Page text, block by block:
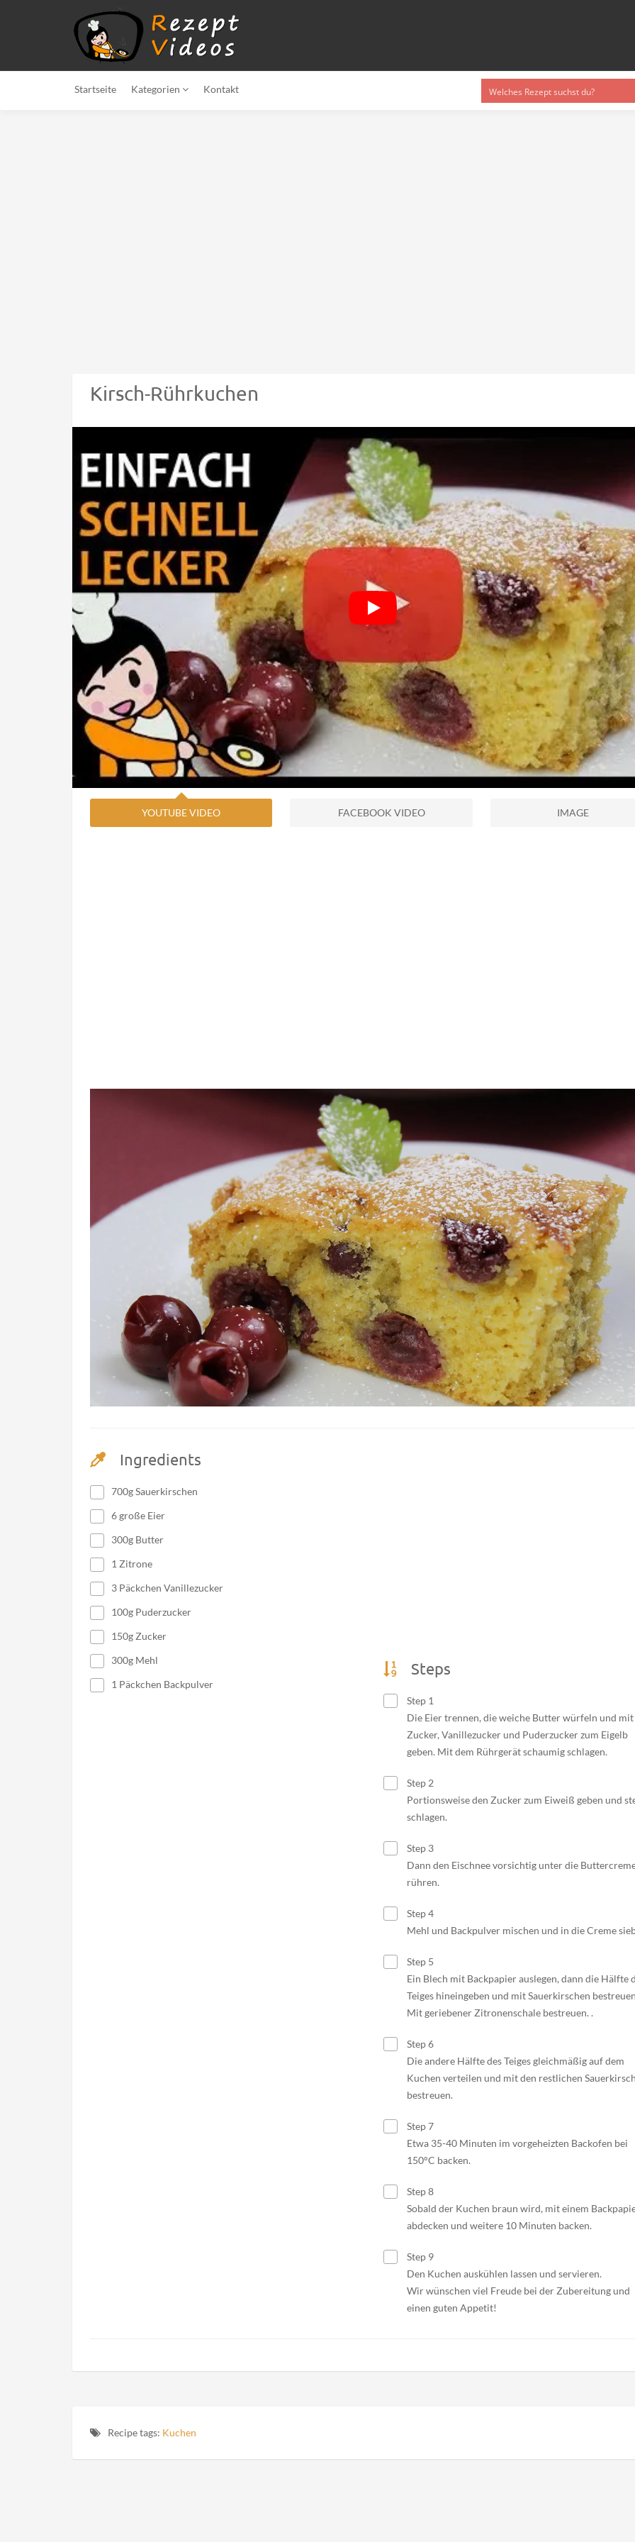
Startseite Kategorien Kontakt
Kirsch-Rührkuchen
YOUTUBE VIDEO FACEBOOK VIDEO IMAGE
Ingredients
700g Sauerkirschen
6 große Eier
300g Butter
1 Zitrone
3 Päckchen Vanillezucker
100g Puderzucker
150g Zucker
300g Mehl
1 Päckchen Backpulver
Steps
Step 1
Die Eier trennen, die weiche Butter würfeln und mit
Zucker, Vanillezucker und Puderzucker zum Eigelb
geben. Mit dem Rührgerät schaumig schlagen.
Step 2
Portionsweise den Zucker zum Eiweiß geben und
schlagen.
Step 3
Dann den Eischnee vorsichtig unter die
rühren.
Step 4
Mehl und Backpulver mischen und in die Creme
Step 5
Ein Blech mit Backpapier auslegen, dann die Hälfte
Teiges hineingeben und mit Sauerkirschen
Mit geriebener Zitronenschale bestreuen. .
Step 6
Die andere Hälfte des Teiges gleichmäßig auf dem
Kuchen verteilen und mit den restlichen
bestreuen.
Step 7
Etwa 35-40 Minuten im vorgeheizten Backofen bei
150°C backen.
Step 8
Sobald der Kuchen braun wird, mit einem
abdecken und weitere 10 Minuten backen.
Step 9
Den Kuchen auskühlen lassen und servieren.
Wir wünschen viel Freude bei der Zubereitung und
einen guten Appetit!
Recipe tags: Kuchen